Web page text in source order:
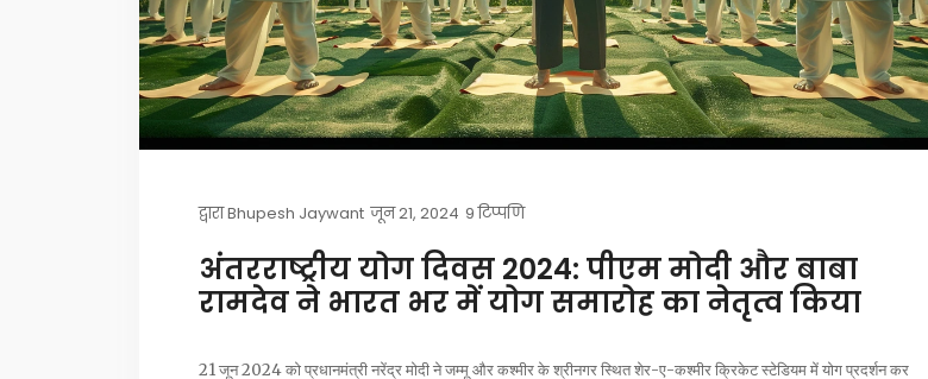
द्वाराBhupesh Jaywant जून 21, 2024 9 टिप्पणि
अंतरराष्ट्रीय योग दिवस 2024: पीएम मोदी और बाबा
रामदेव ने भारत भर में योग समारोह का नेतृत्व किया
21 जून 2024 को प्रधानमंत्री नरेंद्र मोदी ने जम्मू और कश्मीर के श्रीनगर स्थित शेर-ए-कश्मीर क्रिकेट स्टेडियम में योग प्रदर्शन कर